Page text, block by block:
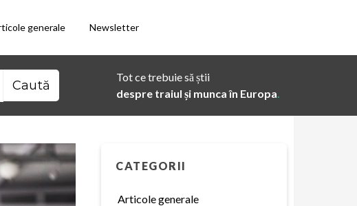
generale Newsletter
Tot ce trebuie să știi
despre traiul și munca în Europa.
CATEGORII
Articole generale